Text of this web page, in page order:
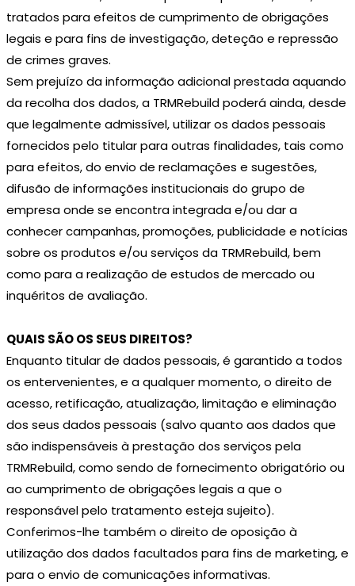
tratados para efeitos de cumprimento de obrigações
legais e para fins de investigação, deteção e repressão
de crimes graves.
Sem prejuízo da informação adicional prestada aquando
da recolha dos dados, a TRMRebuild poderá ainda, desde
que legalmente admissível, utilizar os dados pessoais
fornecidos pelo titular para outras finalidades, tais como
para efeitos, do envio de reclamações e sugestões,
difusão de informações institucionais do grupo de
empresa onde se encontra integrada e/ou dar a
conhecer campanhas, promoções, publicidade e notícias
sobre os produtos e/ou serviços da TRMRebuild, bem
como para a realização de estudos de mercado ou
inquéritos de avaliação.
QUAIS SÃO OS SEUS DIREITOS?
Enquanto titular de dados pessoais, é garantido a todos
os entervenientes, e a qualquer momento, o direito de
acesso, retificação, atualização, limitação e eliminação
dos seus dados pessoais (salvo quanto aos dados que
são indispensáveis à prestação dos serviços pela
TRMRebuild, como sendo de fornecimento obrigatório ou
ao cumprimento de obrigações legais a que o
responsável pelo tratamento esteja sujeito).
Conferimos-lhe também o direito de oposição à
utilização dos dados facultados para fins de marketing, e
para o envio de comunicações informativas.